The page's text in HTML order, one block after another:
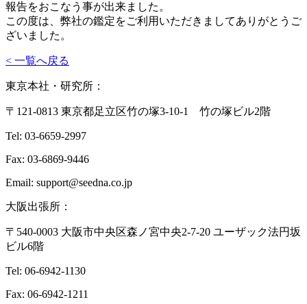
報告をおこなう事が出来ました。
この度は、弊社の鑑定をご利用いただきましてありがとうご
ざいました。
< 一覧へ戻る
東京本社・研究所：
〒121-0813 東京都足立区竹の塚3-10-1 竹の塚ビル2階
Tel: 03-6659-2997
Fax: 03-6869-9446
Email: support@seedna.co.jp
大阪出張所：
〒540-0003 大阪市中央区森ノ宮中央2-7-20 ユーザック法円坂
ビル6階
Tel: 06-6942-1130
Fax: 06-6942-1211